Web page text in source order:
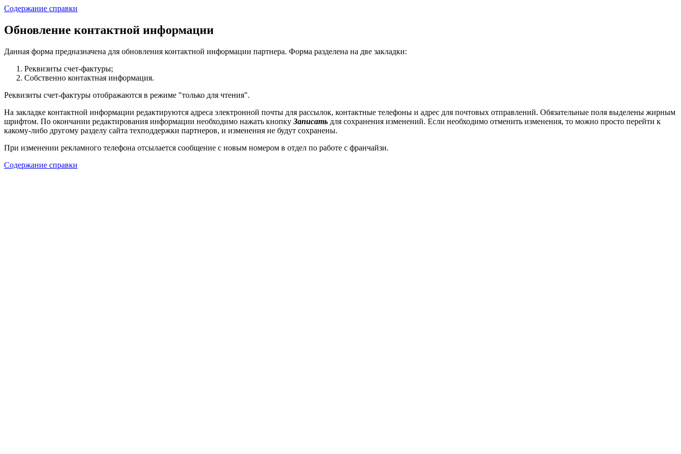
Содержание справки
Обновление контактной информации
Данная форма предназначена для обновления контактной информации партнера. Форма разделена на две закладки:
Реквизиты счет-фактуры;
Собственно контактная информация.
Реквизиты счет-фактуры отображаются в режиме "только для чтения".
На закладке контактной информации редактируются адреса электронной почты для рассылок, контактные телефоны и адрес для почтовых отправлений. Обязательные поля выделены жирным
шрифтом. По окончании редактирования информации необходимо нажать кнопку Записать для сохранения изменений. Если необходимо отменить изменения, то можно просто перейти к
какому-либо другому разделу сайта техподдержки партнеров, и изменения не будут сохранены.
При изменении рекламного телефона отсылается сообщение с новым номером в отдел по работе с франчайзи.
Содержание справки